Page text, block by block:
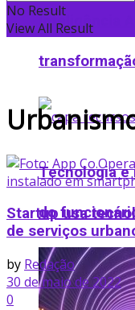
Inteligência
Tecnologia e
do
No Result
View All Result
Startup usa
de serviços
by Redação
30 de maio de 2022
0